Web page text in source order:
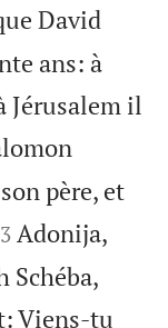
David
ans: à
Jérusalem il
père, et
Adonija,
Schéba,
Viens-tu